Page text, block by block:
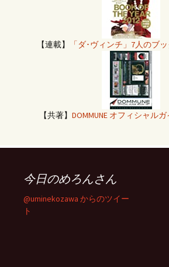
【連載】 「ダ･ヴィンチ」7人のブ
【共著】 DOMMUNE オフィシャル
今日のめろんさん
@uminekozawa からのツイー
ト